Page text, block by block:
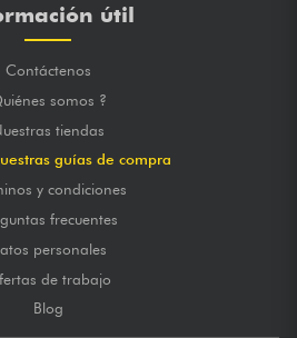
útil
Contáctenos
somos ?
tiendas
guías de compra
y condiciones
frecuentes
personales
de trabajo
Blog